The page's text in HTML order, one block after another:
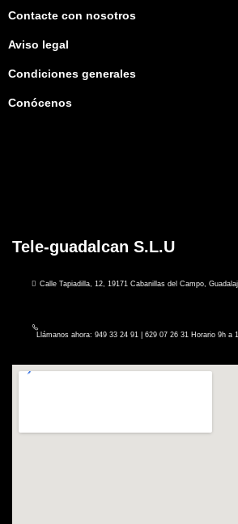
Contacte con nosotros
Aviso legal
Condiciones generales
Conócenos
Tele-guadalcan S.L.U
Calle Tapiadilla, 12, 19171 Cabanillas del Campo,
Llámanos ahora: 949 33 24 91 | 629 07 26 31 Horario 9h a